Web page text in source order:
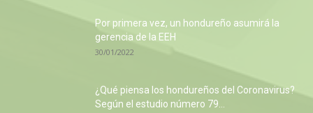
Por primera vez, un hondureño asumirá la
gerencia de la EEH
30/01/2022
¿Qué piensa los hondureños del Coronavirus?
Según el estudio número 79...